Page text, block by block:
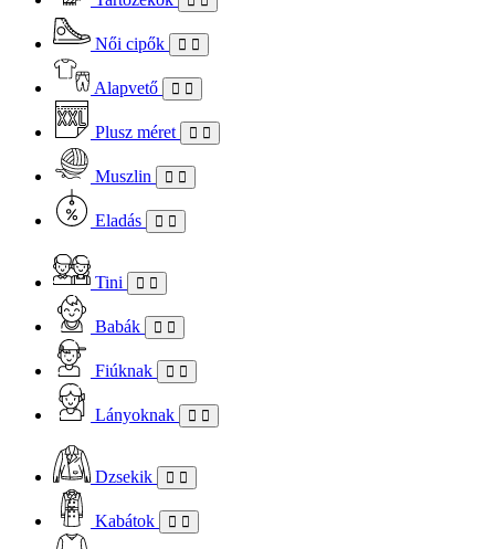
Női cipők
Alapvető
Plusz méret
Muszlin
Eladás
Tini
Babák
Fiúknak
Lányoknak
Dzsekik
Kabátok